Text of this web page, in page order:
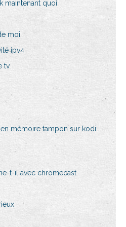
maintenant quoi
moi
ipv4
tv
mémoire tampon sur kodi
t-il avec chromecast